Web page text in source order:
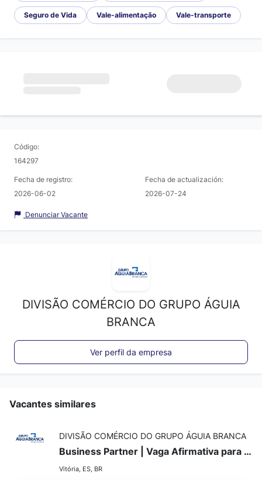
Seguro de Vida Vale-alimentação Vale-transporte
Código:
164297
Fecha de registro:
2026-06-02
Fecha de actualización:
2026-07-24
Denunciar Vacante
DIVISÃO COMÉRCIO DO GRUPO ÁGUIA
BRANCA
Ver perfil da empresa
Vacantes similares
DIVISÃO COMÉRCIO DO GRUPO ÁGUIA BRANCA
Business Partner | Vaga Afirmativa para Mulheres - Vitória/ES
Vitória, ES, BR